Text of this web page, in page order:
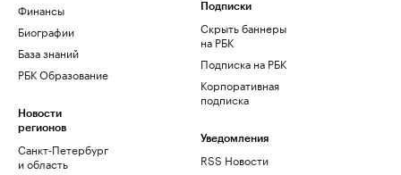
Финансы
Биографии
База знаний
РБК Образование
Новости
регионов
Санкт-Петербург
и область
Подписки
Скрыть баннеры
на РБК
Подписка на РБК
Корпоративная
подписка
Уведомления
RSS Новости